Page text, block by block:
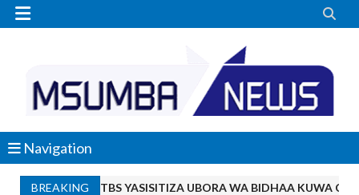
 
Navigation
BREAKING
TBS YASISITIZA UBORA WA BIDHAA KUWA